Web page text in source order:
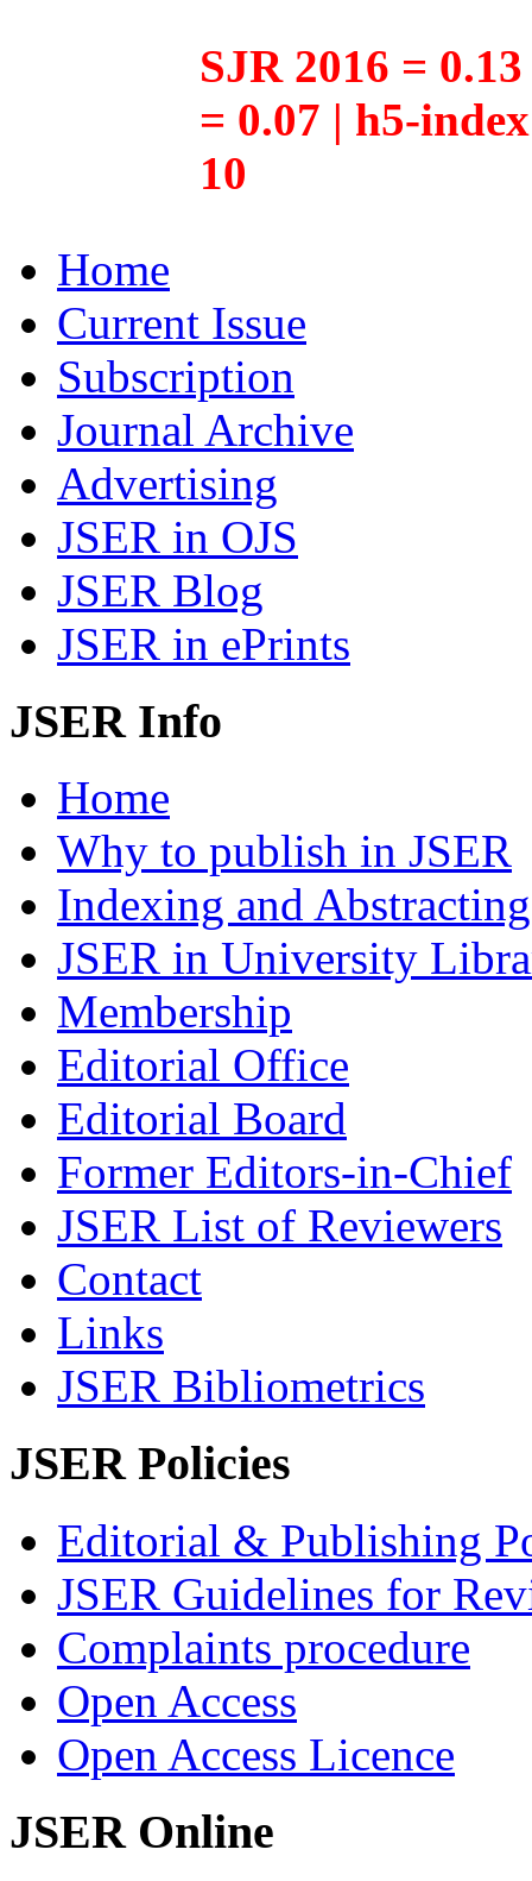
SJR 2016 =
= 0.07 | h5-
10
Home
Current Issue
Subscription
Journal Archive
Advertising
JSER in OJS
JSER Blog
JSER in ePrints
JSER Info
Home
Why to publish in JSER
Indexing and Abstracting
JSER in University
Membership
Editorial Office
Editorial Board
Former Editors-in-Chief
JSER List of Reviewers
Contact
Links
JSER Bibliometrics
JSER Policies
Editorial & Publishing
JSER Guidelines for
Complaints procedure
Open Access
Open Access Licence
JSER Online